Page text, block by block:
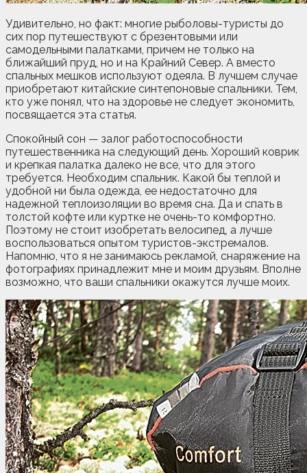
Удивительно, но факт: многие рыболовы-туристы до
сих пор путешествуют с брезентовыми или
самодельными палатками, причем не только на
ближайший пруд, но и на Крайний Север. А вместо
спальных мешков используют одеяла. В лучшем случае
приобретают китайские синтепоновые спальники. Тем,
кто уже понял, что на здоровье не следует экономить,
посвящается эта статья.
Спокойный сон — залог работоспособности
путешественника на следующий день. Хороший коврик
и крепкая палатка далеко не все, что для этого
требуется. Необходим спальник. Какой бы теплой и
удобной ни была одежда, ее недостаточно для
надежной теплоизоляции во время сна. Да и спать в
толстой кофте или куртке не очень-то комфортно.
Поэтому не стоит изобретать велосипед, а лучше
воспользоваться опытом туристов-экстремалов.
Напомню, что я не занимаюсь рекламой, снаряжение на
фотографиях принадлежит мне и моим друзьям. Вполне
возможно, что ваши спальники окажутся лучше моих.